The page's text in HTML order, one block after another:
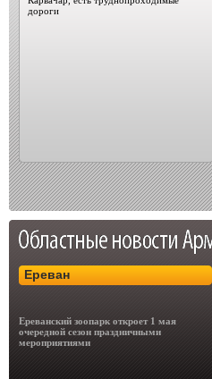
дороги
Ереван
Ереванский зоопарк откроет 1 мая
очередной сезон праздничными
мероприятиями